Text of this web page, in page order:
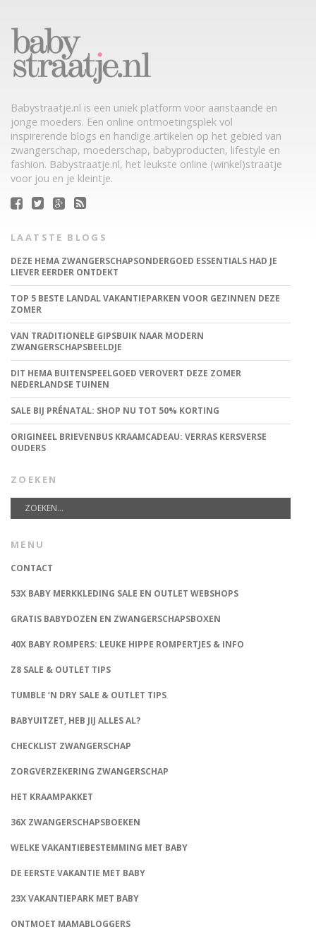
Babystraatje.nl is een uniek platform voor aanstaande en
jonge moeders. Een online ontmoetingsplek vol
inspirerende blogs en handige artikelen op het gebied van
zwangerschap, moederschap, babyproducten, lifestyle en
fashion. Babystraatje.nl, het leukste online (winkel)straatje
voor jou en je kleintje.
LAATSTE BLOGS
DEZE HEMA ZWANGERSCHAPSONDERGOED ESSENTIALS HAD JE
LIEVER EERDER ONTDEKT
TOP 5 BESTE LANDAL VAKANTIEPARKEN VOOR GEZINNEN DEZE
ZOMER
VAN TRADITIONELE GIPSBUIK NAAR MODERN
ZWANGERSCHAPSBEELDJE
DIT HEMA BUITENSPEELGOED VEROVERT DEZE ZOMER
NEDERLANDSE TUINEN
SALE BIJ PRÉNATAL: SHOP NU TOT 50% KORTING
ORIGINEEL BRIEVENBUS KRAAMCADEAU: VERRAS KERSVERSE
OUDERS
ZOEKEN
MENU
CONTACT
53X BABY MERKKLEDING SALE EN OUTLET WEBSHOPS
GRATIS BABYDOZEN EN ZWANGERSCHAPSBOXEN
40X BABY ROMPERS: LEUKE HIPPE ROMPERTJES & INFO
Z8 SALE & OUTLET TIPS
TUMBLE ‘N DRY SALE & OUTLET TIPS
BABYUITZET, HEB JIJ ALLES AL?
CHECKLIST ZWANGERSCHAP
ZORGVERZEKERING ZWANGERSCHAP
HET KRAAMPAKKET
36X ZWANGERSCHAPSBOEKEN
WELKE VAKANTIEBESTEMMING MET BABY
DE EERSTE VAKANTIE MET BABY
23X VAKANTIEPARK MET BABY
ONTMOET MAMABLOGGERS